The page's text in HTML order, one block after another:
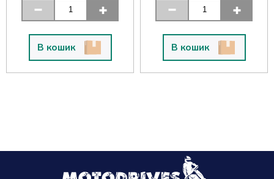
В кошик В кошик